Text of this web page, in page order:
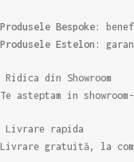
Produsele Bespoke:
Produsele Estelon:
Ridica din Showroom
Te asteptam in
Livrare rapida
Livrare gratuită, la